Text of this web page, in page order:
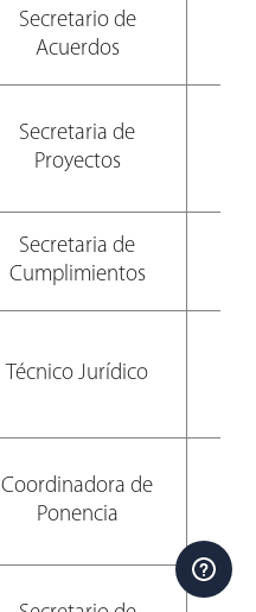
Secretario de
Acuerdos
Secretaria de
Proyectos
Secretaria de
Cumplimientos
Técnico Jurídico
Coordinadora de
Ponencia